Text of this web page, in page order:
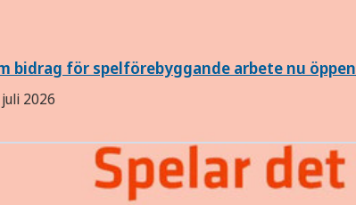
bidrag för spelförebyggande arbete nu öppen
2026